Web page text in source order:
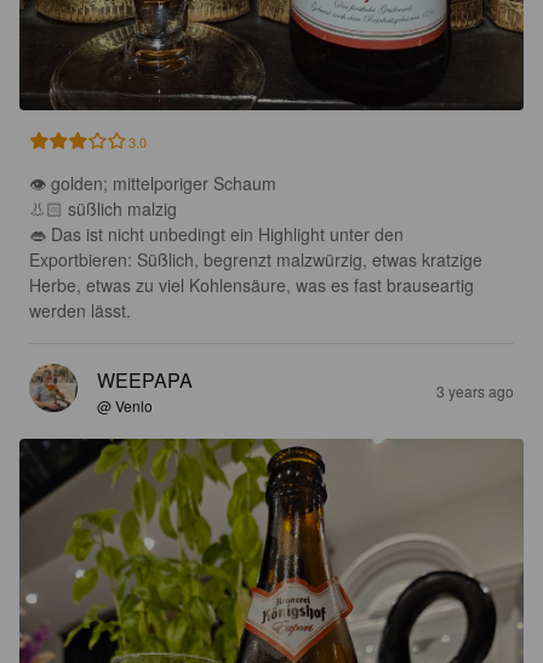
3.0
👁 golden; mittelporiger Schaum
👃🏻 süßlich malzig
👄 Das ist nicht unbedingt ein Highlight unter den
Exportbieren: Süßlich, begrenzt malzwürzig, etwas kratzige
Herbe, etwas zu viel Kohlensäure, was es fast brauseartig
werden lässt.
WEEPAPA
@ Venlo
3 years ago